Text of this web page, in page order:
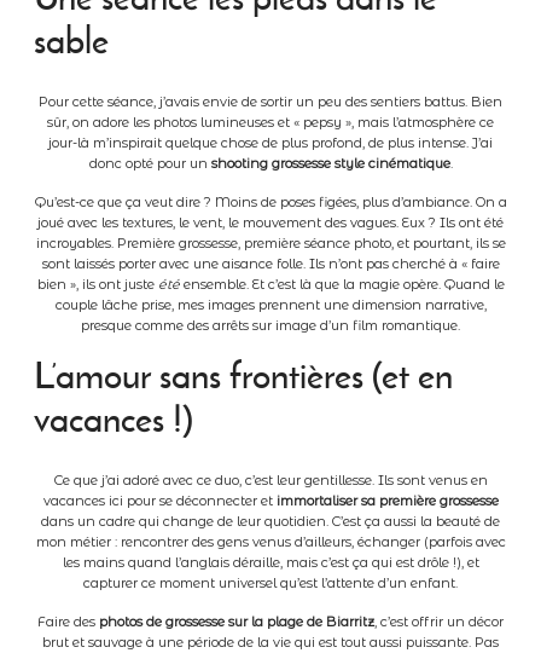
sable
Pour cette séance, j’avais envie de sortir un peu des sentiers battus. Bien
sûr, on adore les photos lumineuses et « pepsy », mais l’atmosphère ce
jour-là m’inspirait quelque chose de plus profond, de plus intense. J’ai
donc opté pour un shooting grossesse style cinématique.
Qu’est-ce que ça veut dire ? Moins de poses figées, plus d’ambiance. On a
joué avec les textures, le vent, le mouvement des vagues. Eux ? Ils ont été
incroyables. Première grossesse, première séance photo, et pourtant, ils se
sont laissés porter avec une aisance folle. Ils n’ont pas cherché à « faire
bien », ils ont juste étéensemble. Et c’est là que la magie opère. Quand le
couple lâche prise, mes images prennent une dimension narrative,
presque comme des arrêts sur image d’un film romantique.
L’amour sans frontières (et en
vacances !)
Ce que j’ai adoré avec ce duo, c’est leur gentillesse. Ils sont venus en
vacances ici pour se déconnecter et immortaliser sa première grossesse
dans un cadre qui change de leur quotidien. C’est ça aussi la beauté de
mon métier : rencontrer des gens venus d’ailleurs, échanger (parfois avec
les mains quand l’anglais déraille, mais c’est ça qui est drôle !), et
capturer ce moment universel qu’est l’attente d’un enfant.
Faire des photos de grossesse sur la plage de Biarritz, c’est offrir un décor
brut et sauvage à une période de la vie qui est tout aussi puissante. Pas